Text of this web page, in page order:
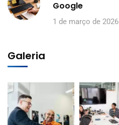
Google
1 de março de 2026
Galeria